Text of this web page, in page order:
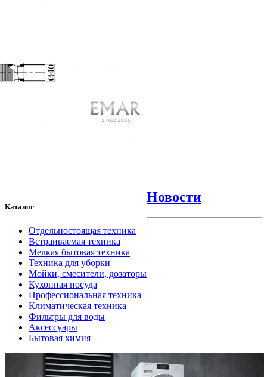
Каталог
Отдельностоящая техника
Встраиваемая техника
Мелкая бытовая техника
Техника для уборки
Мойки, смесители, дозаторы
Кухонная посуда
Профессиональная техника
Климатическая техника
Фильтры для воды
Аксессуары
Бытовая химия
Новости